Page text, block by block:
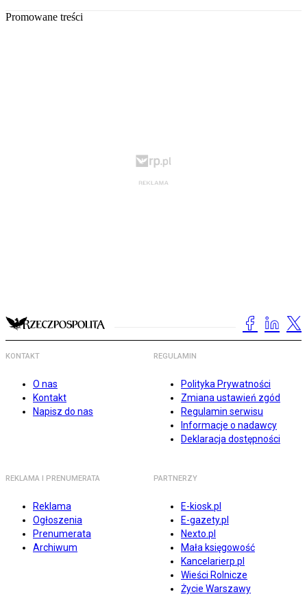
Promowane treści
KONTAKT
O nas
Kontakt
Napisz do nas
REGULAMIN
Polityka Prywatności
Zmiana ustawień zgód
Regulamin serwisu
Informacje o nadawcy
Deklaracja dostępności
REKLAMA I PRENUMERATA
Reklama
Ogłoszenia
Prenumerata
Archiwum
PARTNERZY
E-kiosk.pl
E-gazety.pl
Nexto.pl
Mała księgowość
Kancelarierp.pl
Wieści Rolnicze
Życie Warszawy